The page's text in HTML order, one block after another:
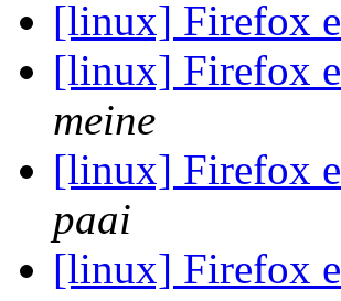
[linux] Firefox
[linux] Firefox
meine
[linux] Firefox
paai
[linux] Firefox